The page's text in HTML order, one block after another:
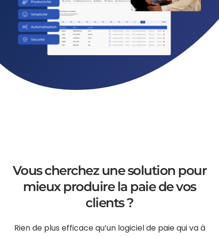
Vous cherchez une solution pour
mieux produire la paie de vos
clients ?
Rien de plus efficace qu’un logiciel de paie qui va à